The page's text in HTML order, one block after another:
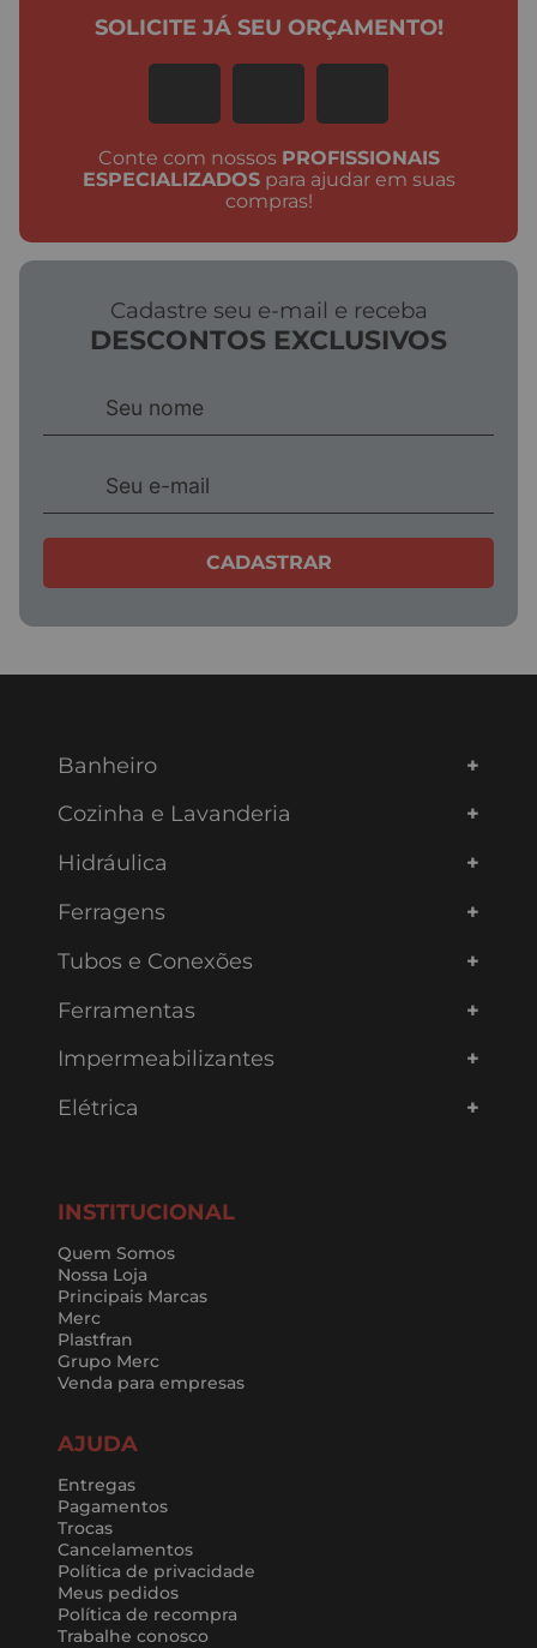
Conte com nossos PROFISSIONAIS
ESPECIALIZADOSpara ajudar em suas
compras!
SOLICITE JÁ SEU ORÇAMENTO!
Cadastre seu e-mail e receba
DESCONTOS EXCLUSIVOS
CADASTRAR
Banheiro
Cozinha e Lavanderia
Hidráulica
Ferragens
Tubos e Conexões
Ferramentas
Impermeabilizantes
Elétrica
INSTITUCIONAL
Quem Somos
Nossa Loja
Principais Marcas
Merc
Plastfran
Grupo Merc
Venda para empresas
AJUDA
Entregas
Pagamentos
Trocas
Cancelamentos
Política de privacidade
Meus pedidos
Política de recompra
Trabalhe conosco